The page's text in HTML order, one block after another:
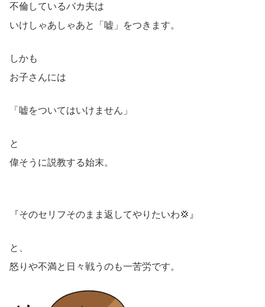
不倫しているバカ夫は
いけしゃあしゃあと「嘘」をつきます。
しかも
お子さんには
「嘘をついてはいけません」
と
偉そうに説教する始末。
『そのセリフそのまま返してやりたいわ💢』
と、
怒りや不満と日々戦うのも一苦労です。